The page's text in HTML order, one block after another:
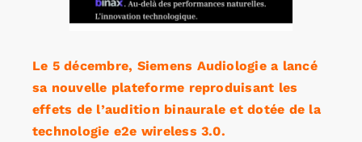
Le 5 décembre, Siemens Audiologie a lancé
sa nouvelle plateforme reproduisant les
effets de l’audition binaurale et dotée de la
technologie e2e wireless 3.0.